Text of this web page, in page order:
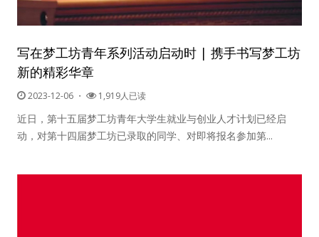
写在梦工坊青年系列活动启动时 | 携手书写梦工坊
新的精彩华章
2023-12-06 ・ 1,919人已读
近日，第十五届梦工坊青年大学生就业与创业人才计划已经启
动，对第十四届梦工坊已录取的同学、对即将报名参加第...